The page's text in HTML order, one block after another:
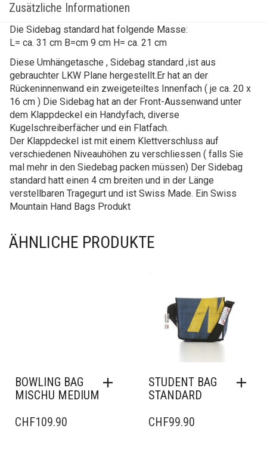
Zusätzliche Informationen
Die Sidebag standard hat folgende Masse:
L= ca. 31 cm B=cm 9 cm H= ca. 21 cm
Diese Umhängetasche , Sidebag standard ,ist aus
gebrauchter LKW Plane hergestellt.Er hat an der
Rückeninnenwand ein zweigeteiltes Innenfach ( je ca. 20 x
16 cm ) Die Sidebag hat an der Front-Aussenwand unter
dem Klappdeckel ein Handyfach, diverse
Kugelschreiberfächer und ein Flatfach.
Der Klappdeckel ist mit einem Klettverschluss auf
verschiedenen Niveauhöhen zu verschliessen ( falls Sie
mal mehr in den Siedebag packen müssen) Der Sidebag
standard hatt einen 4 cm breiten und in der Länge
verstellbaren Tragegurt und ist Swiss Made. Ein Swiss
Mountain Hand Bags Produkt
ÄHNLICHE PRODUKTE
BOWLING BAG
MISCHU MEDIUM
CHF109.90
STUDENT BAG
STANDARD
CHF99.90